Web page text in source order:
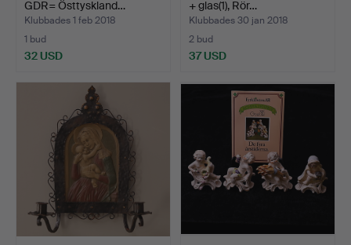
GDR= Östtyskland…
Klubbades 1 feb 2018
1 bud
32 USD
+ glas(1), Rör…
Klubbades 30 jan 2018
2 bud
37 USD